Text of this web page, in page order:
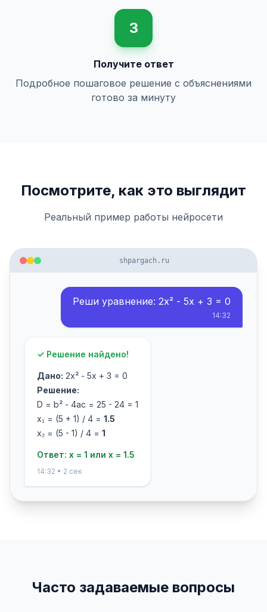
3
Получите ответ
Подробное пошаговое решение с объяснениями
готово за минуту
Посмотрите, как это выглядит
Реальный пример работы нейросети
shpargach.ru
Реши уравнение: 2x² - 5x + 3 = 0
14:32
✓ Решение найдено!
Дано: 2x² - 5x + 3 = 0
Решение:
D = b² - 4ac = 25 - 24 = 1
x₁ = (5 + 1) / 4 = 1.5
x₂ = (5 - 1) / 4 = 1
Ответ: x = 1 или x = 1.5
14:32 • 2 сек
Часто задаваемые вопросы